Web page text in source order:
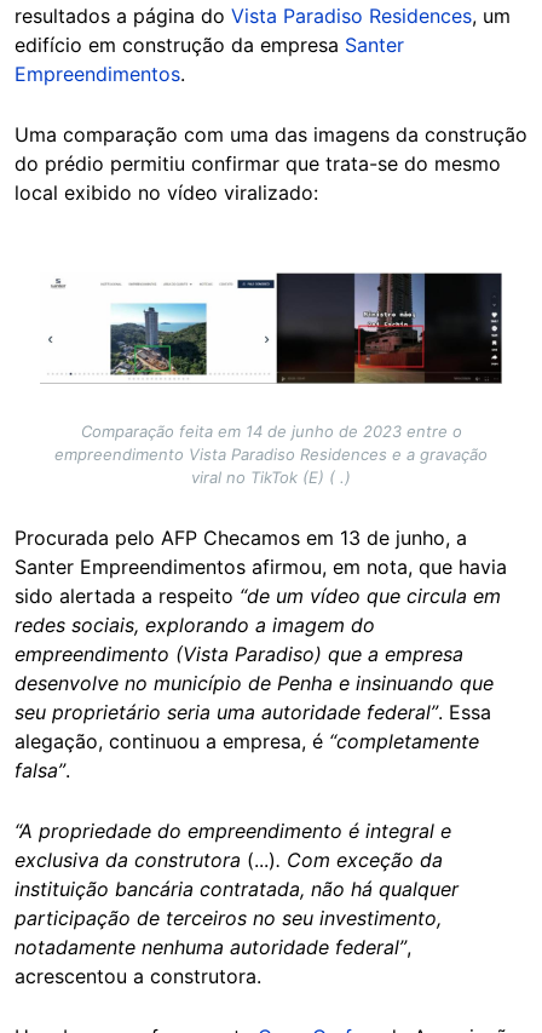
resultados a página do Vista Paradiso Residences, um
edifício em construção da empresa Santer
Empreendimentos.
Uma comparação com uma das imagens da construção
do prédio permitiu confirmar que trata-se do mesmo
local exibido no vídeo viralizado:
Image
Comparação feita em 14 de junho de 2023 entre o
empreendimento Vista Paradiso Residences e a gravação
viral no TikTok (E) ( .)
Procurada pelo AFP Checamos em 13 de junho, a
Santer Empreendimentos afirmou, em nota, que havia
sido alertada a respeito “de um vídeo que circula em
redes sociais, explorando a imagem do
empreendimento (Vista Paradiso) que a empresa
desenvolve no município de Penha e insinuando que
seu proprietário seria uma autoridade federal”. Essa
alegação, continuou a empresa, é “completamente
falsa”.
“A propriedade do empreendimento é integral e
exclusiva da construtora (...). Com exceção da
instituição bancária contratada, não há qualquer
participação de terceiros no seu investimento,
notadamente nenhuma autoridade federal”,
acrescentou a construtora.